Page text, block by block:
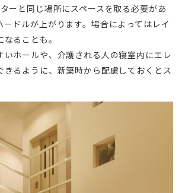
ーと同じ場所にスペースを取る必要があ
ードルが上がります。場合によってはレイ
ることも。
いホールや、介護される人の寝室内にエレ
きるように、新築時から配慮しておくとス